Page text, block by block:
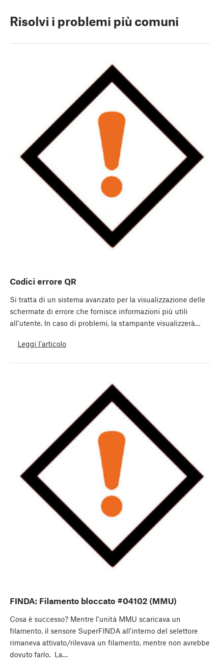
Risolvi i problemi più comuni
Codici errore QR
Si tratta di un sistema avanzato per la visualizzazione delle
schermate di errore che fornisce informazioni più utili
all'utente. In caso di problemi, la stampante visualizzerà…
Leggi l'articolo
FINDA: Filamento bloccato #04102 (MMU)
Cosa è successo? Mentre l'unità MMU scaricava un
filamento, il sensore SuperFINDA all'interno del selettore
rimaneva attivato/rilevava un filamento, mentre non avrebbe
dovuto farlo. La…